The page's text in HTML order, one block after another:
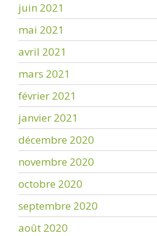
juin 2021
mai 2021
avril 2021
mars 2021
février 2021
janvier 2021
décembre 2020
novembre 2020
octobre 2020
septembre 2020
août 2020